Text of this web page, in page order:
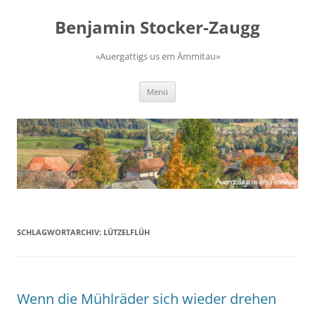
springenBenjamin Stocker-Zaugg
«Auergattigs us em Ämmitau»
Menü
SCHLAGWORTARCHIV: LÜTZELFLÜH
Wenn die Mühlräder sich wieder drehen